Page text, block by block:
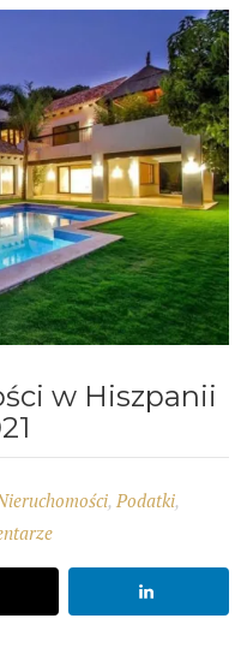
w Hiszpanii
, Podatki,